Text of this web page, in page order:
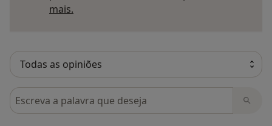
mais.
Pesquisar em opiniões